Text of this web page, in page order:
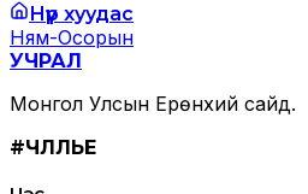
Нүүр хуудас
Ням-Осорын
УЧРАЛ
Монгол Улсын Ерөнхий сайд.
#ЧӨЛӨӨЛЬЕ